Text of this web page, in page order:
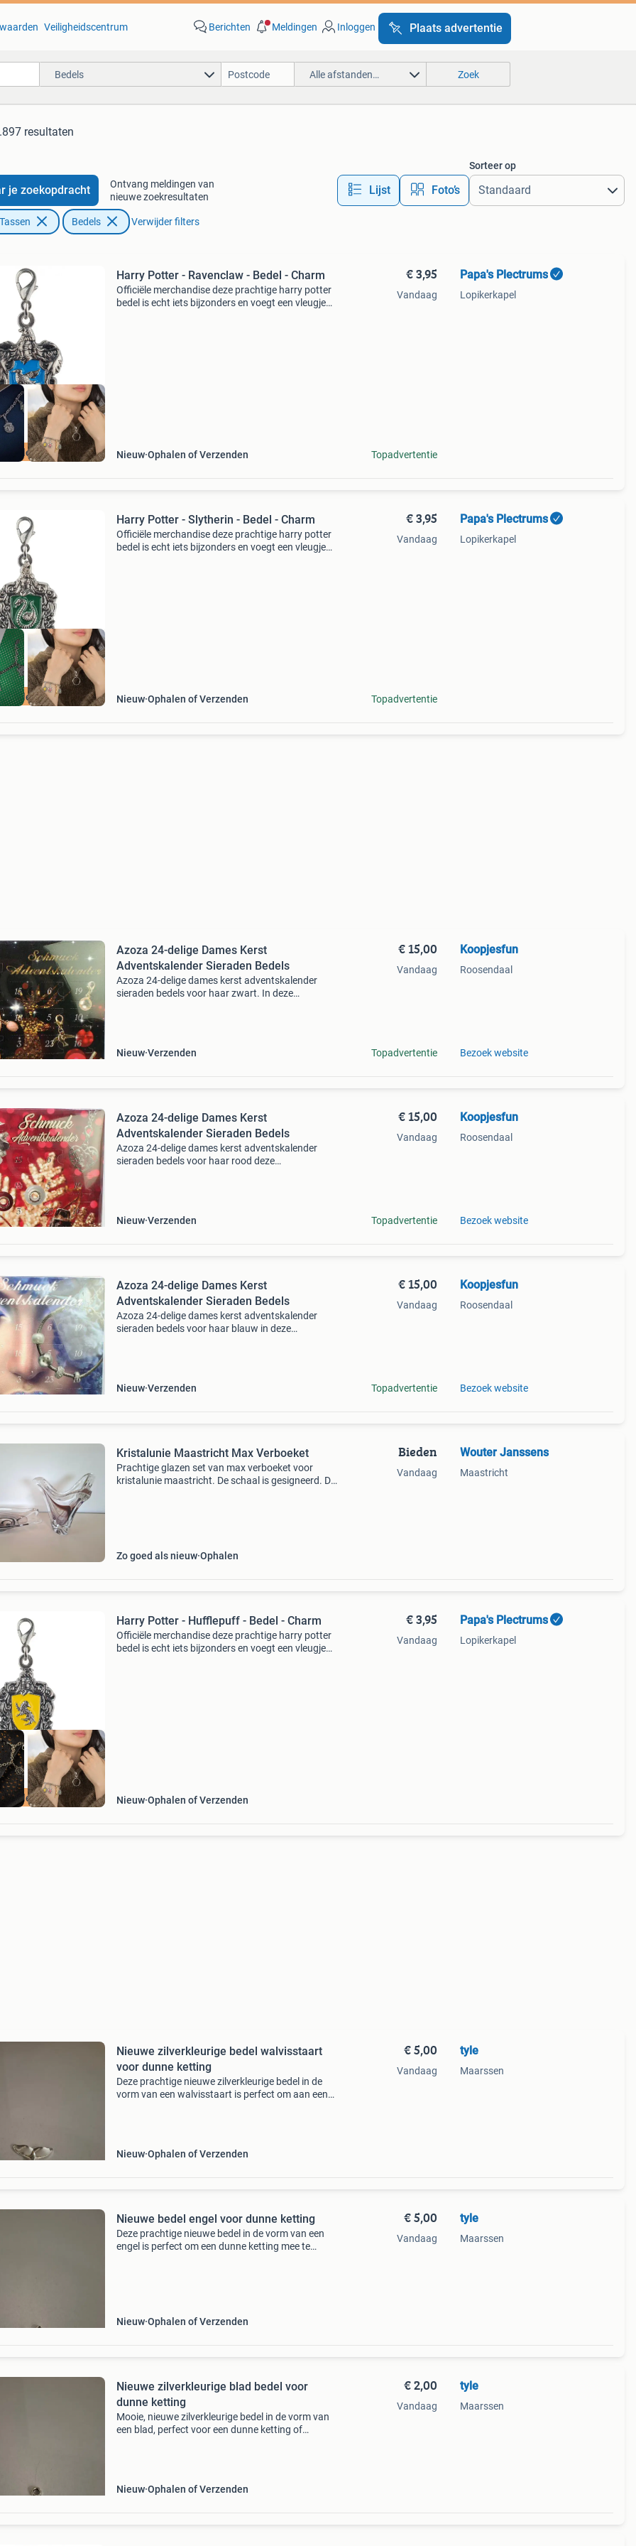
Veiligheidscentrum Berichten Meldingen Inloggen Plaats advertentie
Bedels Alle afstanden… Zoek
resultaten
je zoekopdracht
Ontvang meldingen van
nieuwe zoekresultaten
Lijst Foto’s
Sorteer op
Bedels Verwijder filters
levering
Harry Potter - Ravenclaw - Bedel - Charm
Officiële merchandise deze prachtige harry potter
bedel is echt iets bijzonders en voegt een vleugje
Nieuw Ophalen of Verzenden
€ 3,95
Vandaag
Topadvertentie
Papa's Plectrums
Lopikerkapel
levering
Harry Potter - Slytherin - Bedel - Charm
Officiële merchandise deze prachtige harry potter
bedel is echt iets bijzonders en voegt een vleugje
Nieuw Ophalen of Verzenden
€ 3,95
Vandaag
Topadvertentie
Papa's Plectrums
Lopikerkapel
Azoza 24-delige Dames Kerst
Adventskalender Sieraden Bedels
Azoza 24-delige dames kerst adventskalender
sieraden bedels voor haar zwart. In deze
Nieuw Verzenden
€ 15,00
Vandaag
Topadvertentie
Koopjesfun
Roosendaal
Bezoek website
Azoza 24-delige Dames Kerst
Adventskalender Sieraden Bedels
Azoza 24-delige dames kerst adventskalender
sieraden bedels voor haar rood deze
Nieuw Verzenden
€ 15,00
Vandaag
Topadvertentie
Koopjesfun
Roosendaal
Bezoek website
Azoza 24-delige Dames Kerst
Adventskalender Sieraden Bedels
Azoza 24-delige dames kerst adventskalender
sieraden bedels voor haar blauw in deze
Nieuw Verzenden
€ 15,00
Vandaag
Topadvertentie
Koopjesfun
Roosendaal
Bezoek website
Kristalunie Maastricht Max Verboeket
Prachtige glazen set van max verboeket voor
kristalunie maastricht. De schaal is gesigneerd. De
Zo goed als nieuw Ophalen
Bieden
Vandaag
Wouter Janssens
Maastricht
levering
Harry Potter - Hufflepuff - Bedel - Charm
Officiële merchandise deze prachtige harry potter
bedel is echt iets bijzonders en voegt een vleugje
Nieuw Ophalen of Verzenden
€ 3,95
Vandaag
Papa's Plectrums
Lopikerkapel
Nieuwe zilverkleurige bedel walvisstaart
voor dunne ketting
Deze prachtige nieuwe zilverkleurige bedel in de
vorm van een walvisstaart is perfect om aan een
Nieuw Ophalen of Verzenden
€ 5,00
Vandaag
tyle
Maarssen
Nieuwe bedel engel voor dunne ketting
Deze prachtige nieuwe bedel in de vorm van een
engel is perfect om een dunne ketting mee te
Nieuw Ophalen of Verzenden
€ 5,00
Vandaag
tyle
Maarssen
Nieuwe zilverkleurige blad bedel voor
dunne ketting
Mooie, nieuwe zilverkleurige bedel in de vorm van
een blad, perfect voor een dunne ketting of
Nieuw Ophalen of Verzenden
€ 2,00
Vandaag
tyle
Maarssen